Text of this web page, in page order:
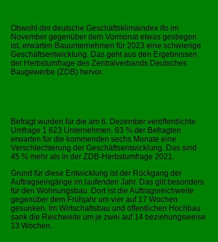
Obwohl der deutsche Geschäftsklimaindex ifo im
November gegenüber dem Vormonat etwas gestiegen
ist, erwarten Bauunternehmen für 2023 eine schwierige
Geschäftsentwicklung. Das geht aus den Ergebnissen
der Herbstumfrage des Zentralverbands Deutsches
Baugewerbe (ZDB) hervor.
Befragt wurden für die am 6. Dezember veröffentlichte
Umfrage 1 623 Unternehmen. 63 % der Befragten
erwarten für die kommenden sechs Monate eine
Verschlechterung der Geschäftsentwicklung. Das sind
45 % mehr als in der ZDB-Herbstumfrage 2021.
Grund für diese Entwicklung ist der Rückgang der
Auftragseingänge im laufenden Jahr. Das gilt besonders
für den Wohnungsbau. Dort ist die Auftragsreichweite
gegenüber dem Frühjahr um vier auf 17 Wochen
gesunken. Im Wirtschaftsbau und öffentlichen Hochbau
sank die Reichweite um je zwei auf 14 beziehungsweise
13 Wochen.